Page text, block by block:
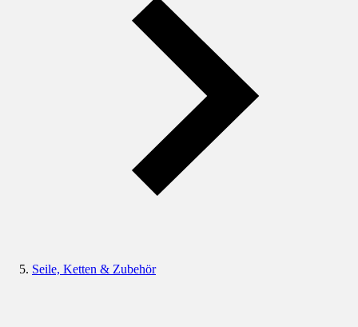
Seile, Ketten & Zubehör